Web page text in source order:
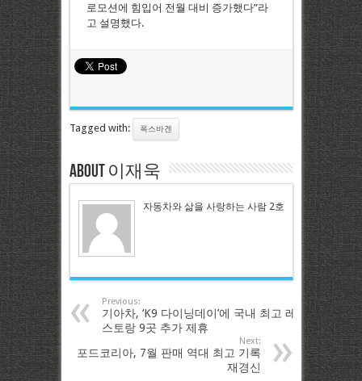
로모션에 힘입어 전월 대비 증가했다”라
고 설명했다.
Tagged with: 폭스바겐
About 이재욱
자동차와 삶을 사랑하는 사람 2호
Previous:
기아차, ‘K9 다이닝데이’에 국내 최고 레
스토랑 9곳 추가 제휴
Next:
포드코리아, 7월 판매 역대 최고 기록
재경신